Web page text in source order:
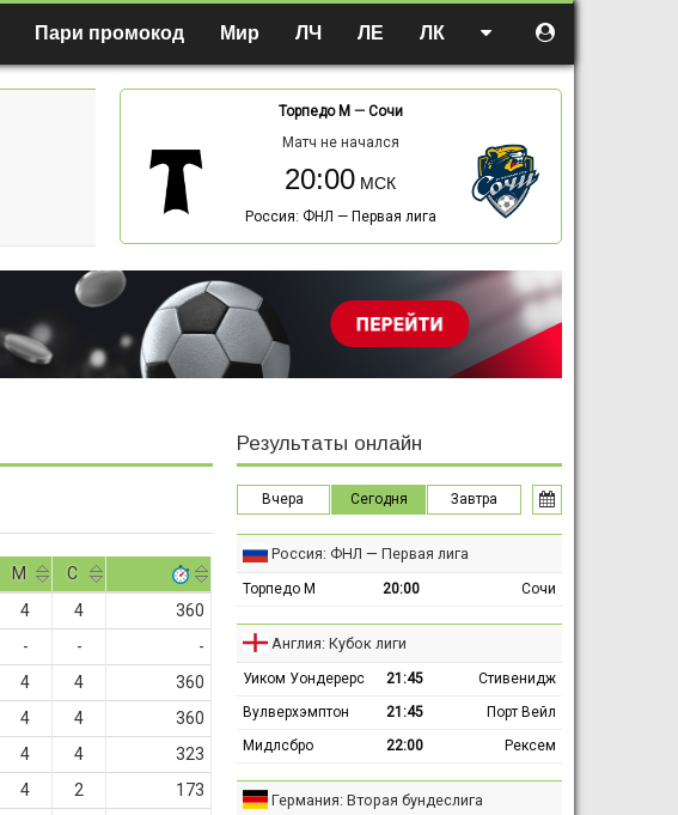
Пари промокод Мир ЛЧ ЛЕ ЛК
Торпедо М — Сочи
Матч не начался
20:00
Россия: ФНЛ — Первая лига
M
С
4 4
360
- -
-
4 4
360
4 4
360
4 4
323
4 2
173
Результаты онлайн
Вчера Сегодня Завтра
Россия: ФНЛ — Первая лига
Торпедо М 20:00 Сочи
Англия: Кубок лиги
Уиком Уондерерс 21:45
Стивенидж
Вулверхэмптон
21:45
Порт Вейл
Мидлсбро
22:00 Рексем
Германия: Вторая бундеслига